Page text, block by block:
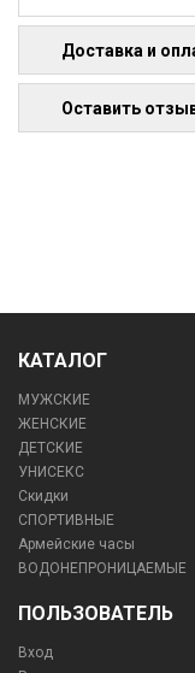
Доставка и
Оставить
КАТАЛОГ
МУЖСКИЕ
ЖЕНСКИЕ
ДЕТСКИЕ
УНИСЕКС
Скидки
СПОРТИВНЫЕ
Армейские часы
ВОДОНЕПРОНИЦАЕМЫЕ
ПОЛЬЗОВАТЕЛЬ
Вход